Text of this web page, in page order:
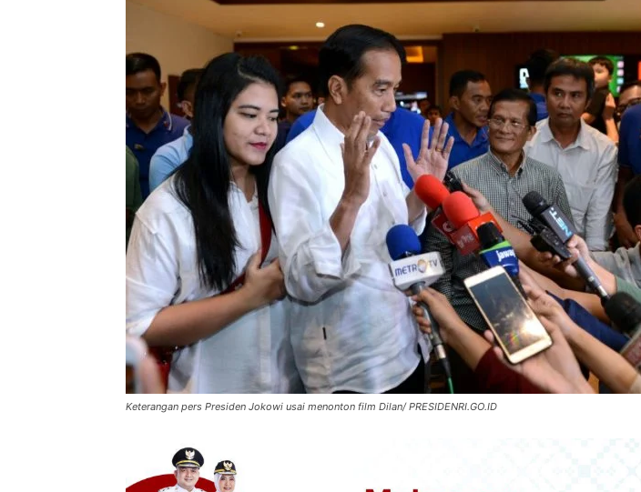
Keterangan pers Presiden Jokowi usai menonton film Dilan/ PRESIDENRI.GO.ID